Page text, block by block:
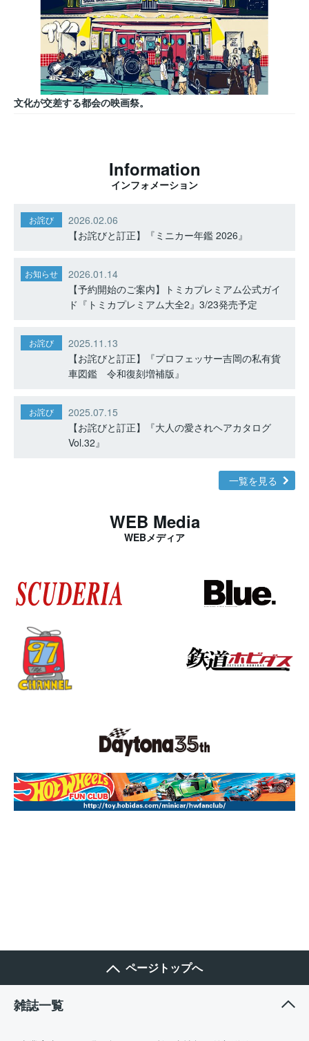
文化が交差する都会の映画祭。
Information
インフォメーション
お詫び
2026.02.06
【お詫びと訂正】『ミニカー年鑑 2026』
お知らせ
2026.01.14
【予約開始のご案内】トミカプレミアム公式ガイ
ド『トミカプレミアム大全2』3/23発売予定
お詫び
2025.11.13
【お詫びと訂正】『プロフェッサー吉岡の私有貨
車図鑑 令和復刻増補版』
お詫び
2025.07.15
【お詫びと訂正】『大人の愛されヘアカタログ
Vol.32』
一覧を見る
WEB Media
WEBメディア
ページトップへ
雑誌一覧